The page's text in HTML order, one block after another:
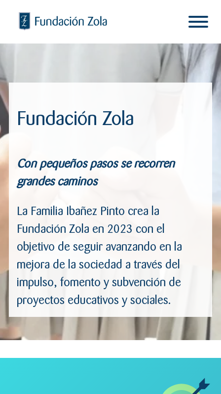
t
l
o
n
e
Inicio
Proyectos
Eduemoción
Noticias
Fundación Zola
Con pequeños pasos se recorren
grandes caminos
La Familia Ibañez Pinto crea la
Fundación Zola en 2023 con el
objetivo de seguir avanzando en la
mejora de la sociedad a través del
impulso, fomento y subvención de
proyectos educativos y sociales.